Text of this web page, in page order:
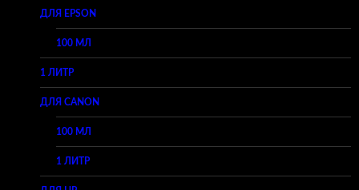
ДЛЯ EPSON
100 МЛ
1 ЛИТР
ДЛЯ CANON
100 МЛ
1 ЛИТР